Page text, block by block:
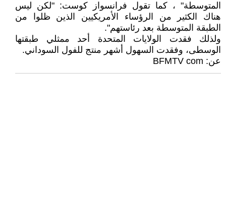
المتوسطة" ، كما تقول فرانسواز كوست: "لكن ليس
هناك الكثير من الرؤساء الأمريكيين الذين ظلوا من
الطبقة المتوسطة بعد رئاستهم".
ولذلك فقدت الولايات المتحدة أحد ممثلي طبقتها
الوسطى، وفقدت السهول أشهر منتج للفول السوداني.
عن: BFMTV com